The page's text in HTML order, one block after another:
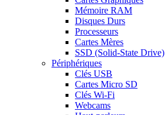
Mémoire RAM
Disques Durs
Processeurs
Cartes Mères
SSD (Solid-State Drive)
Périphériques
Clés USB
Cartes Micro SD
Clés Wi-Fi
Webcams